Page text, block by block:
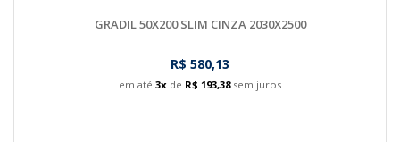
GRADIL 50X200 SLIM CINZA 2030X2500
R$ 580,13
em até 3x de R$ 193,38sem juros